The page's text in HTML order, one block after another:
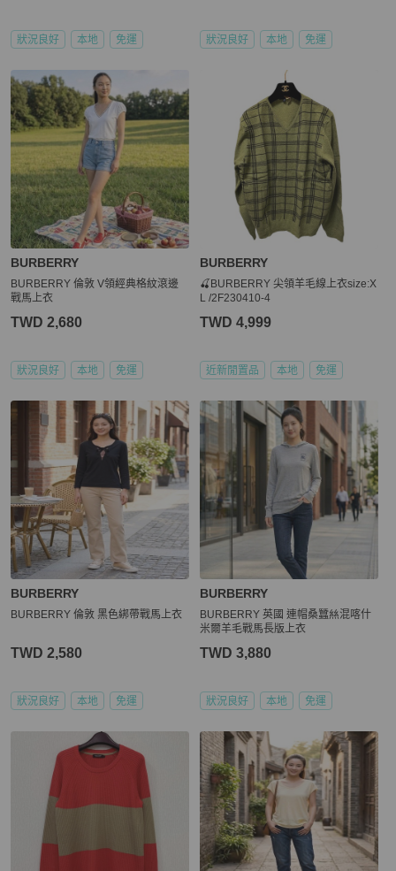
狀況良好 本地 免運 狀況良好 本地 免運
BURBERRY
BURBERRY 倫敦 V領經典格紋滾邊
戰馬上衣
TWD 2,680
狀況良好 本地 免運
BURBERRY
🍒BURBERRY 尖領羊毛線上衣size:X
L /2F230410-4
TWD 4,999
近新閒置品 本地 免運
BURBERRY
BURBERRY 倫敦 黑色綁帶戰馬上衣
TWD 2,580
狀況良好 本地 免運
BURBERRY
BURBERRY 英國 連帽桑蠶𢇁混喀什
米爾羊毛戰馬長版上衣
TWD 3,880
狀況良好 本地 免運